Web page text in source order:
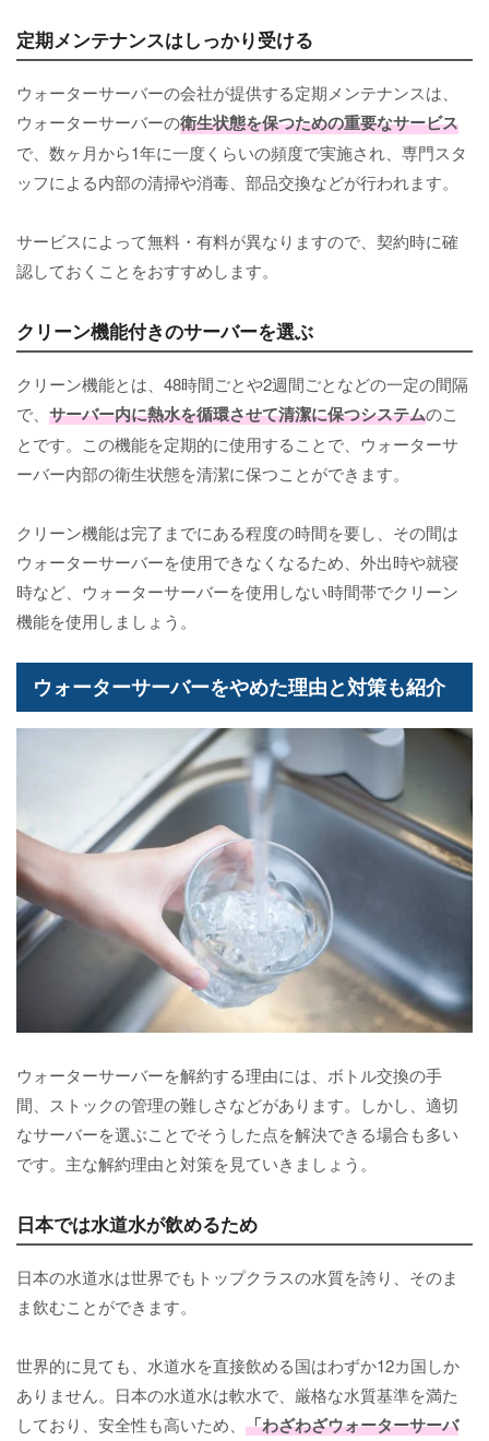
定期メンテナンスはしっかり受ける
ウォーターサーバーの会社が提供する定期メンテナンスは、
ウォーターサーバーの衛生状態を保つための重要なサービス
で、数ヶ月から1年に一度くらいの頻度で実施され、専門スタ
ッフによる内部の清掃や消毒、部品交換などが行われます。
サービスによって無料・有料が異なりますので、契約時に確
認しておくことをおすすめします。
クリーン機能付きのサーバーを選ぶ
クリーン機能とは、48時間ごとや2週間ごとなどの一定の間隔
で、 サーバー内に熱水を循環させて清潔に保つシステムのこ
とです。この機能を定期的に使用することで、ウォーターサ
ーバー内部の衛生状態を清潔に保つことができます。
クリーン機能は完了までにある程度の時間を要し、その間は
ウォーターサーバーを使用できなくなるため、外出時や就寝
時など、ウォーターサーバーを使用しない時間帯でクリーン
機能を使用しましょう。
ウォーターサーバーをやめた理由と対策も紹介
ウォーターサーバーを解約する理由には、ボトル交換の手
間、ストックの管理の難しさなどがあります。しかし、適切
なサーバーを選ぶことでそうした点を解決できる場合も多い
です。主な解約理由と対策を見ていきましょう。
日本では水道水が飲めるため
日本の水道水は世界でもトップクラスの水質を誇り、そのま
ま飲むことができます。
世界的に見ても、水道水を直接飲める国はわずか12カ国しか
ありません。日本の水道水は軟水で、厳格な水質基準を満た
しており、安全性も高いため、 「わざわざウォーターサーバ